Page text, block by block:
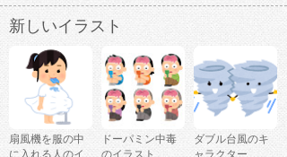
新しいイラスト
扇風機を服の中
に入れる人のイ
ドーパミン中毒
のイラスト
ダブル台風のキ
ャラクター